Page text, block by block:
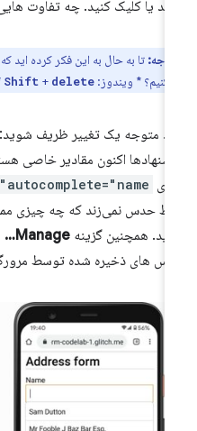
یا کلیک کنید. چه تفاوت هایی
تا به حال به این فکر کرده اید که
* ویندوز:
Shift+delete
*
متوجه یک تغییر ظریف شوید: با
اکنون مقادیر خاصی
autocomplete="name"
حدس نمی‌زند که چه چیزی ممکن
همچنین گزینهManage… را
های ذخیره شده توسط مرورگر